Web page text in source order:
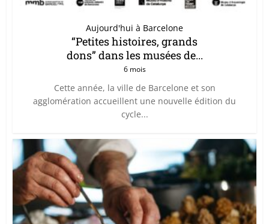
Aujourd'hui à Barcelone
“Petites histoires, grands
dons” dans les musées de...
6 mois
Cette année, la ville de Barcelone et son
agglomération accueillent une nouvelle édition du
cycle...